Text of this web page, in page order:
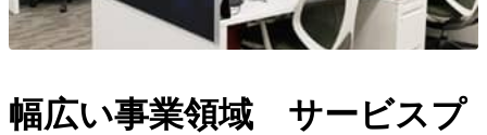
幅広い事業領域 サービスプ